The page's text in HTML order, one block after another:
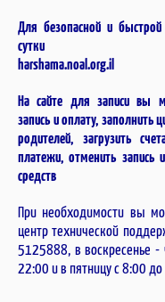
Для безопасной и
сутки
harshama.noal.org.il
На сайте для записи вы
запись и оплату, заполнить
родителей, загрузить
платежи, отменить запись
средств
При необходимости вы
центр технической
5125888, в воскресенье
22:00 и в пятницу с 8:00